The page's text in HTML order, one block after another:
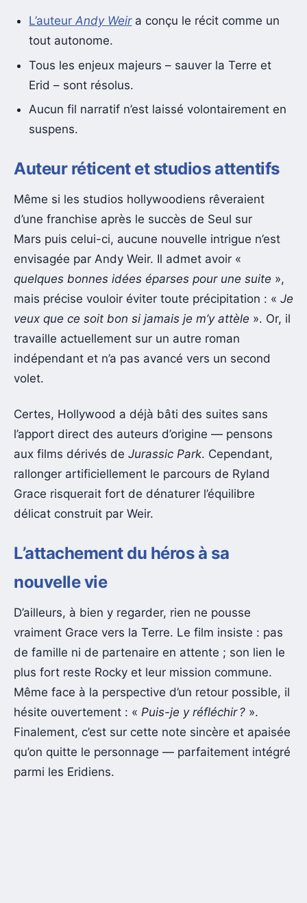
L’auteurAndy Weira conçu le récit comme un
tout autonome.
Tous les enjeux majeurs – sauver la Terre et
Erid – sont résolus.
Aucun fil narratif n’est laissé volontairement en
suspens.
Auteur réticent et studios attentifs
Même si les studios hollywoodiens rêveraient
d’une franchise après le succès de Seul sur
Mars puis celui-ci, aucune nouvelle intrigue n’est
envisagée par Andy Weir. Il admet avoir «
quelques bonnes idées éparses pour une suite »,
mais précise vouloir éviter toute précipitation : « Je
veux que ce soit bon si jamais je m’y attèle ». Or, il
travaille actuellement sur un autre roman
indépendant et n’a pas avancé vers un second
volet.
Certes, Hollywood a déjà bâti des suites sans
l’apport direct des auteurs d’origine — pensons
aux films dérivés de Jurassic Park. Cependant,
rallonger artificiellement le parcours de Ryland
Grace risquerait fort de dénaturer l’équilibre
délicat construit par Weir.
L’attachement du héros à sa
nouvelle vie
D’ailleurs, à bien y regarder, rien ne pousse
vraiment Grace vers la Terre. Le film insiste : pas
de famille ni de partenaire en attente ; son lien le
plus fort reste Rocky et leur mission commune.
Même face à la perspective d’un retour possible, il
hésite ouvertement : « Puis-je y réfléchir ? ».
Finalement, c’est sur cette note sincère et apaisée
qu’on quitte le personnage — parfaitement intégré
parmi les Eridiens.